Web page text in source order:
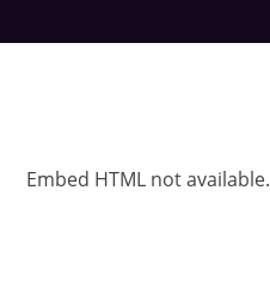
Embed HTML not available.